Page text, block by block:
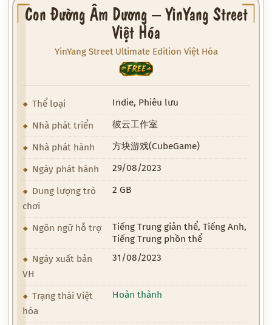
Con Đường Âm Dương – YinYang Street
Việt Hóa
YinYang Street Ultimate Edition Việt Hóa
FREE
Thể loại Indie, Phiêu lưu
Nhà phát triển 彼云工作室
Nhà phát hành 方块游戏(CubeGame)
Ngày phát hành 29/08/2023
Dung lượng trò
chơi
2 GB
Ngôn ngữ hỗ trợ
Tiếng Trung giản thể, Tiếng Anh,
Tiếng Trung phồn thể
Ngày xuất bản
VH
31/08/2023
Trạng thái Việt
hóa
Hoàn thành